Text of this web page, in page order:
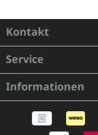
Kontakt
Service
Informationen